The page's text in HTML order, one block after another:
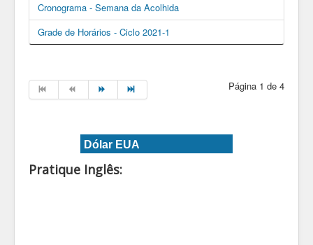
Cronograma - Semana da Acolhida
Grade de Horários - Ciclo 2021-1
Página 1 de 4
Dólar EUA
Pratique Inglês: